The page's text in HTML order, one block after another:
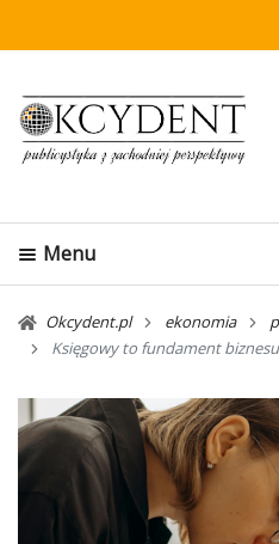
Menu
Okcydent.pl ekonomia
Księgowy to fundament